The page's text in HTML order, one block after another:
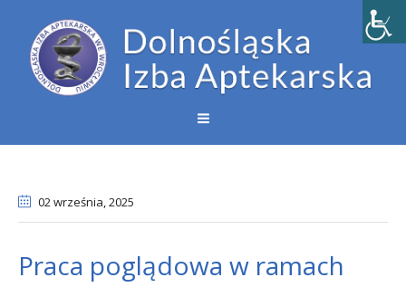
02 września, 2025
Praca poglądowa w ramach